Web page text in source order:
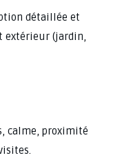
détaillée et
extérieur (jardin,
calme, proximité